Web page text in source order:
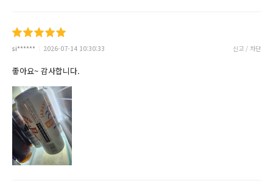
si****** 2026-07-14 10:30:33 신고 / 차단
좋아요~ 감사합니다.